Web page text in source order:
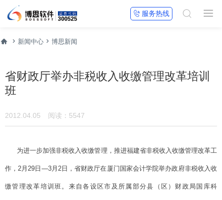

 服务热线 
  新闻中心  博思新闻
省财政厅举办非税收入收缴管理改革培训
班
2012.04.05 阅读：5547
为进一步加强非税收入收缴管理，推进福建省非税收入收缴管理改革工
作，2月29日—3月2日，省财政厅在厦门国家会计学院举办政府非税收入收
缴管理改革培训班。来自各设区市及所属部分县（区）财政局国库科